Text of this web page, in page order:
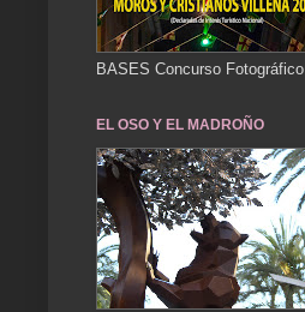
BASES Concurso Fotográfico
EL OSO Y EL MADROÑO